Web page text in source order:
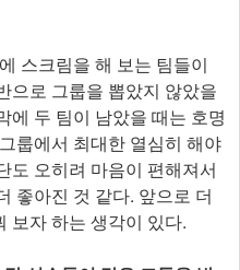
스크림을 해 보는 팀들이
으로 그룹을 뽑았지 않았을
에 두 팀이 남았을 때는 호명
룹에서 최대한 열심히 해야
도 오히려 마음이 편해져서
좋아진 것 같다. 앞으로 더
보자 하는 생각이 있다.